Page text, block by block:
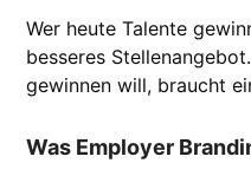
Wer heute Talente
besseres
gewinnen will, braucht
Was Employer